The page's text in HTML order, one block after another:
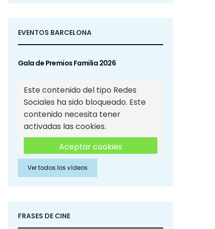
EVENTOS BARCELONA
Gala de Premios Familia 2026
Este contenido del tipo Redes
Sociales ha sido bloqueado. Este
contenido necesita tener
activadas las cookies.
Aceptar cookies
Aceptar cookies de Redes
Sociales
Ver todos los vídeos
FRASES DE CINE